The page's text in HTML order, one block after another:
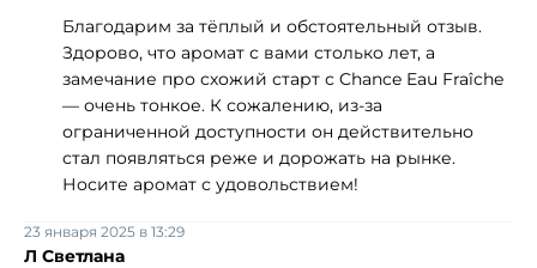
Благодарим за тёплый и обстоятельный отзыв.
Здорово, что аромат с вами столько лет, а
замечание про схожий старт с Chance Eau Fraîche
— очень тонкое. К сожалению, из‑за
ограниченной доступности он действительно
стал появляться реже и дорожать на рынке.
Носите аромат с удовольствием!
Л Светлана
23 января 2025 в 13:29